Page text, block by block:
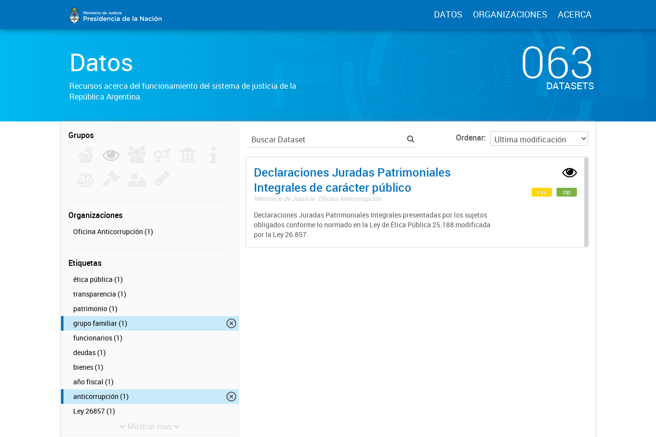
DATOS ORGANIZACIONES ACERCA
Datos
Recursos acerca del funcionamiento del sistema de justicia de la
República Argentina.
063
DATASETS
Grupos
Organizaciones
Oficina Anticorrupción (1)
Etiquetas
ética pública (1)
transparencia (1)
patrimonio (1)
grupo familiar (1)
funcionarios (1)
deudas (1)
bienes (1)
año fiscal (1)
anticorrupción (1)
Ley 26857 (1)
Mostrar mas
Ordenar
Declaraciones Juradas Patrimoniales
Integrales de carácter público
Ministerio de Justicia. Oficina Anticorrupción.
Declaraciones Juradas Patrimoniales Integrales presentadas por los sujetos
obligados conforme lo normado en la Ley de Ética Pública 25.188 modificada
por la Ley 26.857.
csv zip